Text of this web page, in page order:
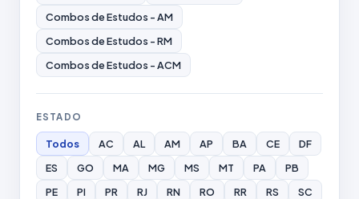
Combos de Estudos - AM
Combos de Estudos - RM
Combos de Estudos - ACM
ESTADO
Todos AC AL AM AP BA CE
DF
ES
GO MA MG MS MT PA
PB
PE
PI PR RJ RN RO RR RS
SC